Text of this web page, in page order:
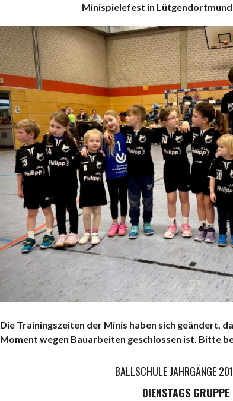
Minispielefest in Lütgendortmund
Die Trainingszeiten der Minis haben sich geändert,
Moment wegen Bauarbeiten geschlossen ist. Bitte
BALLSCHULE JAHRGÄNGE
DIENSTAGS GRUPPE